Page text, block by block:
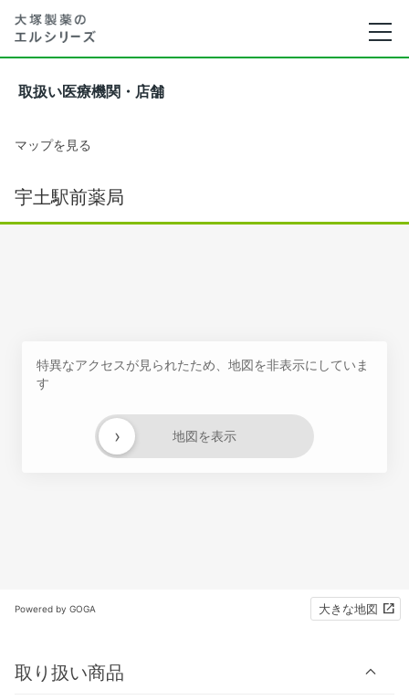
取扱い医療機関・店舗
マップを見る
宇土駅前薬局
特異なアクセスが見られたため、地図を非表示にしていま
す
地図を表示
›
Powered by GOGA 大きな地図
取り扱い商品